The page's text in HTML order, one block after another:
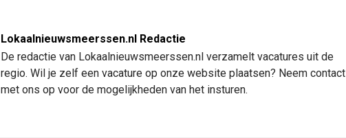
Lokaalnieuwsmeerssen.nl Redactie
De redactie van Lokaalnieuwsmeerssen.nl verzamelt vacatures uit de
regio. Wil je zelf een vacature op onze website plaatsen? Neem contact
met ons op voor de mogelijkheden van het insturen.